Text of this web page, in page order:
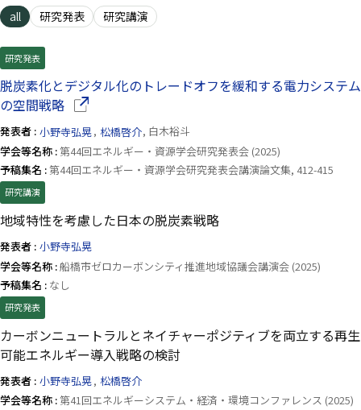
all 研究発表 研究講演
研究発表
脱炭素化とデジタル化のトレードオフを緩和する電力システム
の空間戦略（別ウインドウで開きます）
発表者 : 小野寺弘晃, 松橋啓介, 白木裕斗
学会等名称 :第44回エネルギー・資源学会研究発表会 (2025)
予稿集名 :第44回エネルギー・資源学会研究発表会講演論文集, 412-415
研究講演
地域特性を考慮した日本の脱炭素戦略
発表者 : 小野寺弘晃
学会等名称 :船橋市ゼロカーボンシティ推進地域協議会講演会 (2025)
予稿集名 : なし
研究発表
カーボンニュートラルとネイチャーポジティブを両立する再生
可能エネルギー導入戦略の検討
発表者 : 小野寺弘晃, 松橋啓介
学会等名称 :第41回エネルギーシステム・経済・環境コンファレンス (2025)